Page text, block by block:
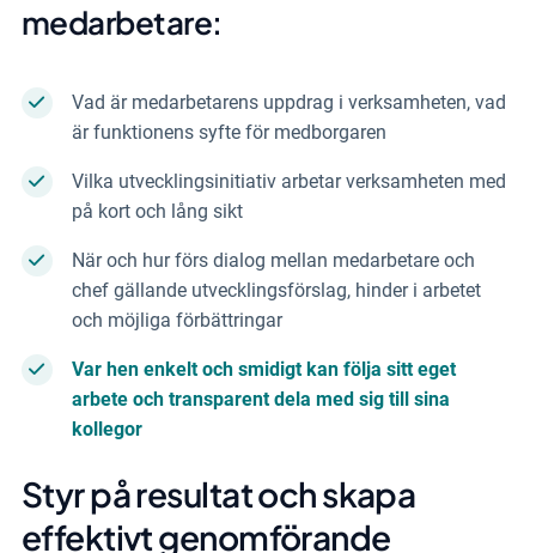
medarbetare:
Vad är medarbetarens uppdrag i verksamheten, vad
är funktionens syfte för medborgaren
Vilka utvecklingsinitiativ arbetar verksamheten med
på kort och lång sikt
När och hur förs dialog mellan medarbetare och
chef gällande utvecklingsförslag, hinder i arbetet
och möjliga förbättringar
Var hen enkelt och smidigt kan följa sitt eget
arbete och transparent dela med sig till sina
kollegor
Styr på resultat och skapa
effektivt genomförande